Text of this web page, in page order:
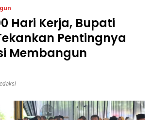
Hari Kerja, Bupati
Pentingnya
Membangun